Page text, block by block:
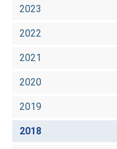
2023
2022
2021
2020
2019
2018